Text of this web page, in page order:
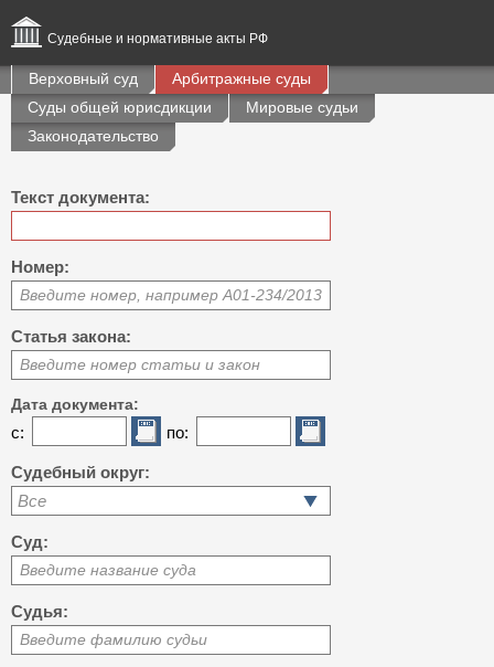
Судебные и нормативные акты РФ
Верховный суд
Арбитражные суды
Суды общей юрисдикции
Мировые судьи
Законодательство
Текст документа:
Номер:
Введите номер, например А01-234/2013
Статья закона:
Введите номер статьи и закон
Дата документа:
с: по:
Судебный округ:
Все
Суд:
Введите название суда
Судья:
Введите фамилию судьи